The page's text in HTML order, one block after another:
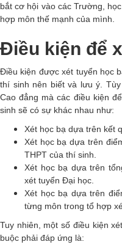
bắt cơ hội vào các Trường,
hợp môn thế mạnh của mình.
Điều kiện để
Điều kiện được xét tuyển học
thí sinh nên biết và lưu ý.
Cao đẳng mà các điều kiện
sinh sẽ có sự khác nhau như:
Xét học bạ dựa trên kết
Xét học bạ dựa trên
THPT của thí sinh.
Xét học bạ dựa trên
xét tuyển Đại học.
Xét học bạ dựa trên
từng môn trong tổ hợp
Tuy nhiên, một số điều kiện
buộc phải đáp ứng là: